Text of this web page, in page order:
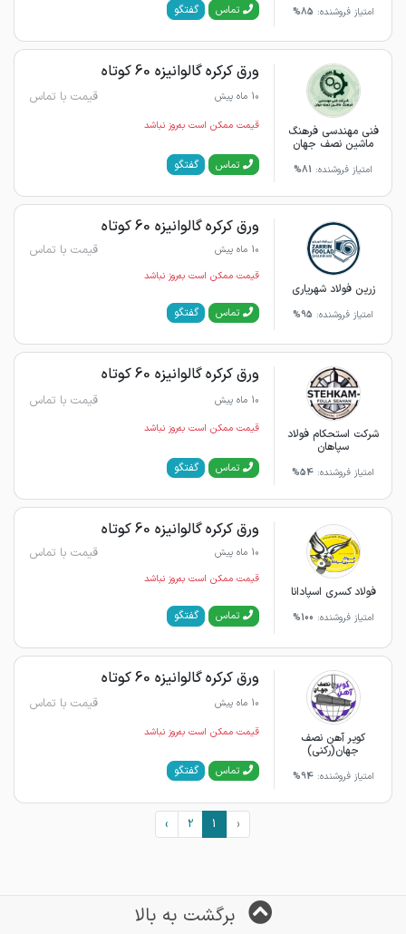
امتیاز فروشنده: 85% تماس گفتگو
فنی مهندسی فرهنگ
ماشین نصف جهان
امتیاز فروشنده: 81%
ورق کرکره گالوانیزه 60 کوتاه
10 ماه پیش قیمت با تماس
قیمت ممکن است به‌روز نباشد
تماس گفتگو
زرین فولاد شهریاری
امتیاز فروشنده: 95%
ورق کرکره گالوانیزه 60 کوتاه
10 ماه پیش قیمت با تماس
قیمت ممکن است به‌روز نباشد
تماس گفتگو
شرکت استحکام فولاد
سپاهان
امتیاز فروشنده: 54%
ورق کرکره گالوانیزه 60 کوتاه
10 ماه پیش قیمت با تماس
قیمت ممکن است به‌روز نباشد
تماس گفتگو
فولاد کسری اسپادانا
امتیاز فروشنده: 100%
ورق کرکره گالوانیزه 60 کوتاه
10 ماه پیش قیمت با تماس
قیمت ممکن است به‌روز نباشد
تماس گفتگو
کویر آهن نصف
جهان(رکنی)
امتیاز فروشنده:94%
ورق کرکره گالوانیزه 60 کوتاه
10 ماه پیش قیمت با تماس
قیمت ممکن است به‌روز نباشد
تماس گفتگو
‹
1
2
›
برگشت به بالا